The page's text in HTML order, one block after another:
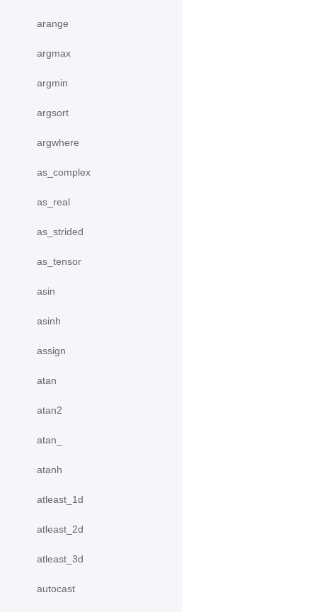
arange
argmax
argmin
argsort
argwhere
as_complex
as_real
as_strided
as_tensor
asin
asinh
assign
atan
atan2
atan_
atanh
atleast_1d
atleast_2d
atleast_3d
autocast